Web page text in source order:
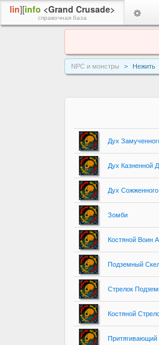
lin][info <Grand Crusade>
справочная база
NPC и монстры Нежить
Дух
Дух Казненной
Дух
Зомби
Костяной Воин
Подземный
Стрелок
Костяной
Притягивающий